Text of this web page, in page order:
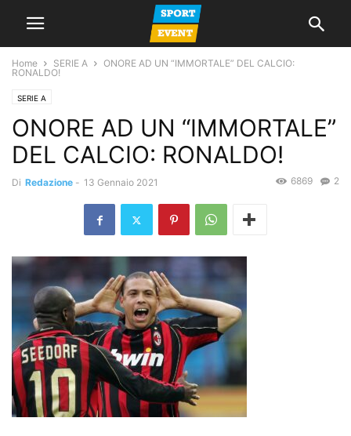
Home SERIE A
ONORE AD UN “IMMORTALE” DEL CALCIO:
RONALDO!
SERIE A
ONORE AD UN “IMMORTALE”
DEL CALCIO: RONALDO!
Di Redazione - 13 Gennaio 2021 2
6869